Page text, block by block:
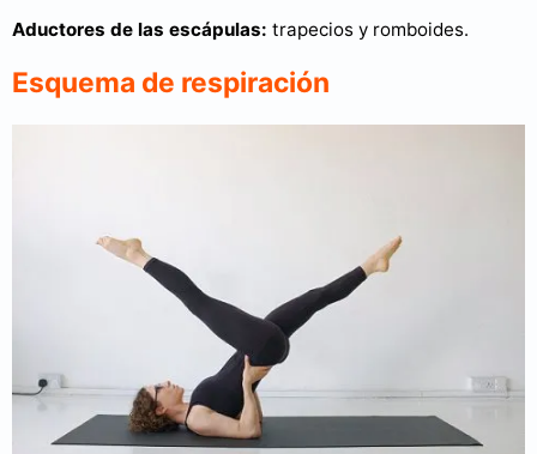
Aductores de las escápulas: trapecios y romboides.
Esquema de respiración